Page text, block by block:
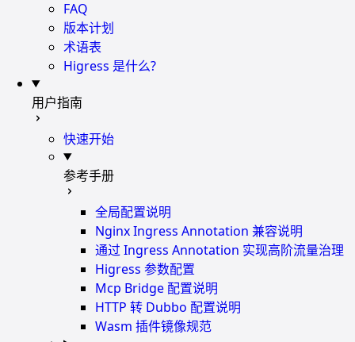
FAQ
版本计划
术语表
Higress 是什么?
用户指南
快速开始
参考手册
全局配置说明
Nginx Ingress Annotation 兼容说明
通过 Ingress Annotation 实现高阶流量治理
Higress 参数配置
Mcp Bridge 配置说明
HTTP 转 Dubbo 配置说明
Wasm 插件镜像规范